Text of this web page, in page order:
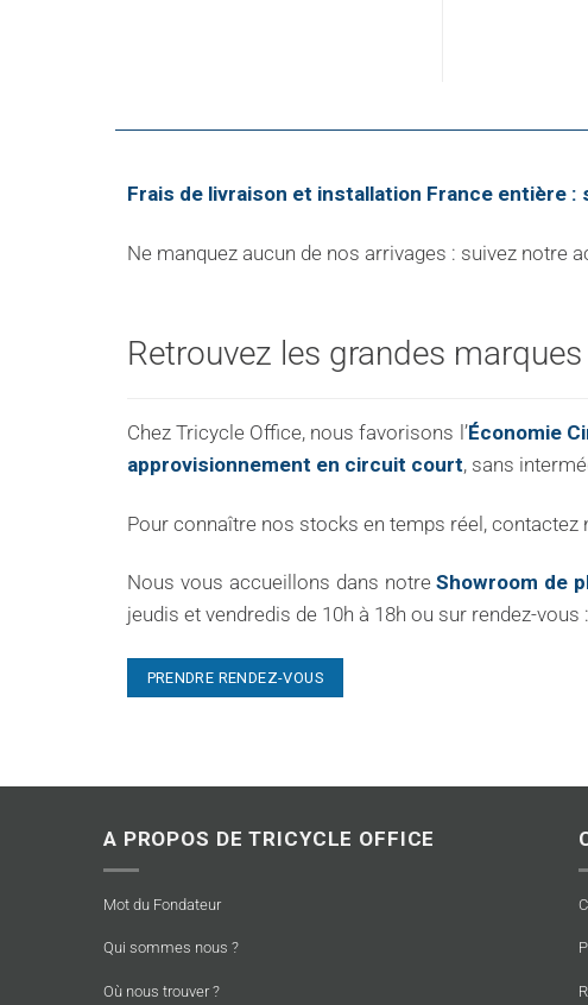
Frais de livraison et installation France entière :
Ne manquez aucun de nos arrivages : suivez notre
Retrouvez les grandes
Chez Tricycle Office, nous favorisons l’Économie
approvisionnement en circuit court, sans
Pour connaître nos stocks en temps réel, contactez
Nous vous accueillons dans notreShowroom de
jeudis et vendredis de 10h à 18h ou sur rendez-vous :
PRENDRE RENDEZ-VOUS
A PROPOS DE TRICYCLE OFFICE
Mot du Fondateur
Qui sommes nous ?
Où nous trouver ?